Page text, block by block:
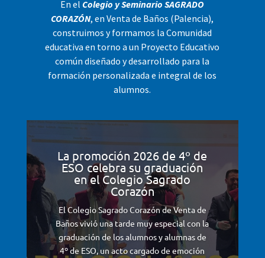
En el Colegio y Seminario SAGRADO
CORAZÓN, en Venta de Baños (Palencia),
construimos y formamos la Comunidad
educativa en torno a un Proyecto Educativo
común diseñado y desarrollado para la
formación personalizada e integral de los
alumnos.
La promoción 2026 de 4º de
ESO celebra su graduación
en el Colegio Sagrado
Corazón
El Colegio Sagrado Corazón de Venta de
Baños vivió una tarde muy especial con la
graduación de los alumnos y alumnas de
4º de ESO, un acto cargado de emoción